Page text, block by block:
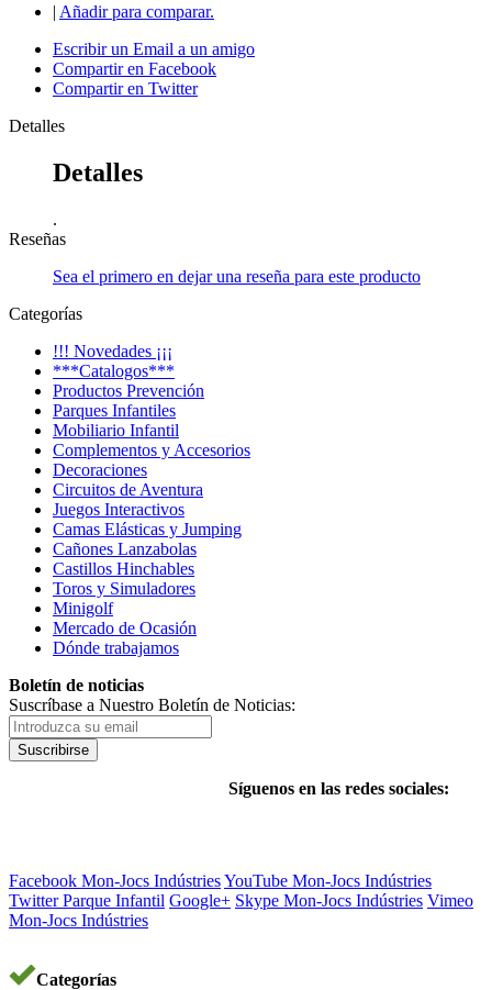
| Añadir para comparar.
Escribir un Email a un amigo
Compartir en Facebook
Compartir en Twitter
Detalles
Detalles
.
Reseñas
Sea el primero en dejar una reseña para este producto
Categorías
!!! Novedades ¡¡¡
***Catalogos***
Productos Prevención
Parques Infantiles
Mobiliario Infantil
Complementos y Accesorios
Decoraciones
Circuitos de Aventura
Juegos Interactivos
Camas Elásticas y Jumping
Cañones Lanzabolas
Castillos Hinchables
Toros y Simuladores
Minigolf
Mercado de Ocasión
Dónde trabajamos
Boletín de noticias
Suscríbase a Nuestro Boletín de Noticias:
Suscribirse
Síguenos en las redes sociales:
Facebook Mon-Jocs IndústriesYouTube Mon-Jocs Indústries
Twitter Parque Infantil Google+ Skype Mon-Jocs Indústries Vimeo
Mon-Jocs Indústries
Categorías